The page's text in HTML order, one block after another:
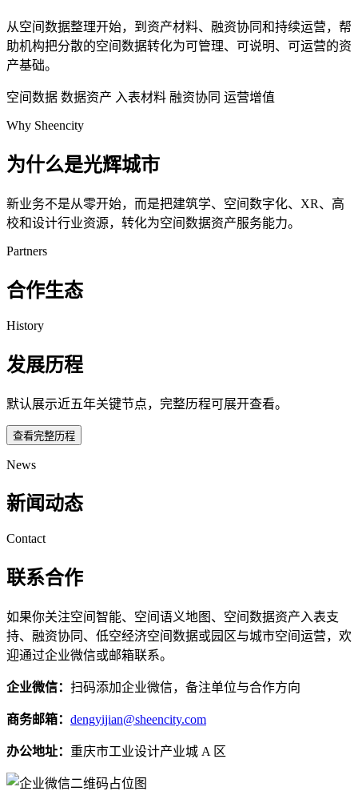
从空间数据整理开始，到资产材料、融资协同和持续运营，帮
助机构把分散的空间数据转化为可管理、可说明、可运营的资
产基础。
空间数据 数据资产 入表材料 融资协同 运营增值
Why Sheencity
为什么是光辉城市
新业务不是从零开始，而是把建筑学、空间数字化、XR、高
校和设计行业资源，转化为空间数据资产服务能力。
Partners
合作生态
History
发展历程
默认展示近五年关键节点，完整历程可展开查看。
查看完整历程
News
新闻动态
Contact
联系合作
如果你关注空间智能、空间语义地图、空间数据资产入表支
持、融资协同、低空经济空间数据或园区与城市空间运营，欢
迎通过企业微信或邮箱联系。
企业微信： 扫码添加企业微信，备注单位与合作方向
商务邮箱： dengyijian@sheencity.com
办公地址： 重庆市工业设计产业城 A 区